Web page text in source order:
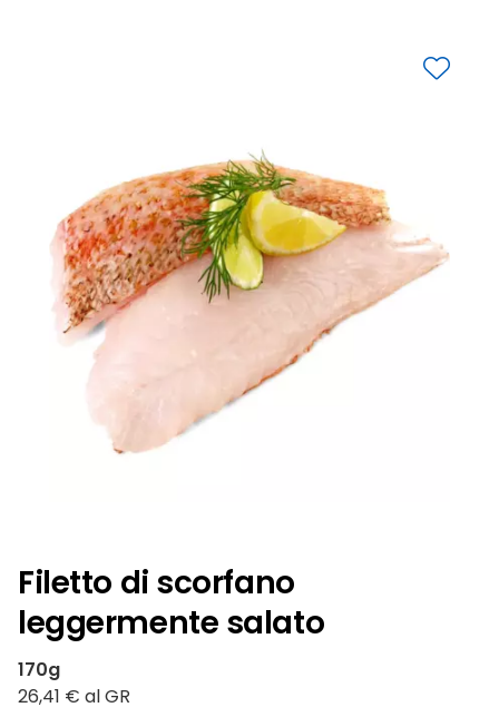
Filetto di scorfano
leggermente salato
170g
26,41 € al GR